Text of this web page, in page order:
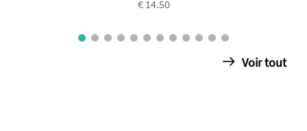
€ 14.50
Voir tout